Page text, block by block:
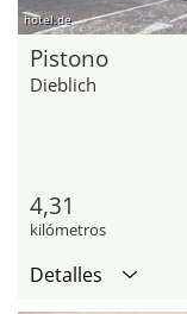
hotel.de
Pistono
Dieblich
4,31
kilómetros
Detalles